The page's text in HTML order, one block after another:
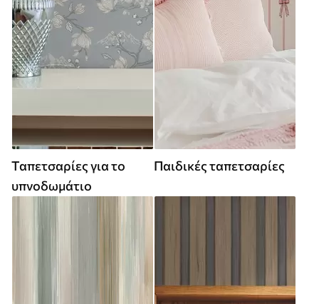
Ταπετσαρίες για το
υπνοδωμάτιο
Παιδικές ταπετσαρίες